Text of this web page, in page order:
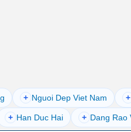
+ Nguoi Dep Viet Nam +
+ Han Duc Hai + Dang Rao